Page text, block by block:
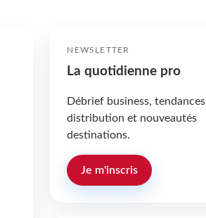
NEWSLETTER
La quotidienne pro
Débrief business, tendances
distribution et nouveautés
destinations.
Je m'inscris